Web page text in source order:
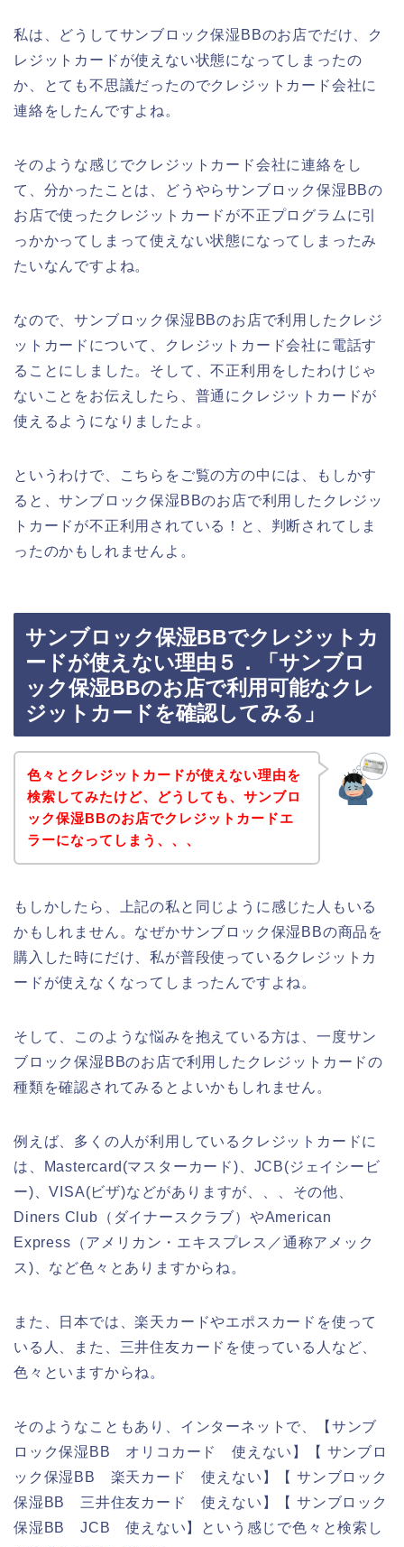
私は、どうしてサンブロック保湿BBのお店でだけ、ク
レジットカードが使えない状態になってしまったの
か、とても不思議だったのでクレジットカード会社に
連絡をしたんですよね。
そのような感じでクレジットカード会社に連絡をし
て、分かったことは、どうやらサンブロック保湿BBの
お店で使ったクレジットカードが不正プログラムに引
っかかってしまって使えない状態になってしまったみ
たいなんですよね。
なので、サンブロック保湿BBのお店で利用したクレジ
ットカードについて、クレジットカード会社に電話す
ることにしました。そして、不正利用をしたわけじゃ
ないことをお伝えしたら、普通にクレジットカードが
使えるようになりましたよ。
というわけで、こちらをご覧の方の中には、もしかす
ると、サンブロック保湿BBのお店で利用したクレジッ
トカードが不正利用されている！と、判断されてしま
ったのかもしれませんよ。
サンブロック保湿BBでクレジットカ
ードが使えない理由５．「サンブロ
ック保湿BBのお店で利用可能なクレ
ジットカードを確認してみる」
色々とクレジットカードが使えない理由を
検索してみたけど、どうしても、サンブロ
ック保湿BBのお店でクレジットカードエ
ラーになってしまう、、、
もしかしたら、上記の私と同じように感じた人もいる
かもしれません。なぜかサンブロック保湿BBの商品を
購入した時にだけ、私が普段使っているクレジットカ
ードが使えなくなってしまったんですよね。
そして、このような悩みを抱えている方は、一度サン
ブロック保湿BBのお店で利用したクレジットカードの
種類を確認されてみるとよいかもしれません。
例えば、多くの人が利用しているクレジットカードに
は、Mastercard(マスターカード)、JCB(ジェイシービ
ー)、VISA(ビザ)などがありますが、、、その他、
Diners Club（ダイナースクラブ）やAmerican
Express（アメリカン・エキスプレス／通称アメック
ス)、など色々とありますからね。
また、日本では、楽天カードやエポスカードを使って
いる人、また、三井住友カードを使っている人など、
色々といますからね。
そのようなこともあり、インターネットで、【サンブ
ロック保湿BB オリコカード 使えない】【 サンブロ
ック保湿BB 楽天カード 使えない】【 サンブロック
保湿BB 三井住友カード 使えない】【 サンブロック
保湿BB JCB 使えない】という感じで色々と検索し